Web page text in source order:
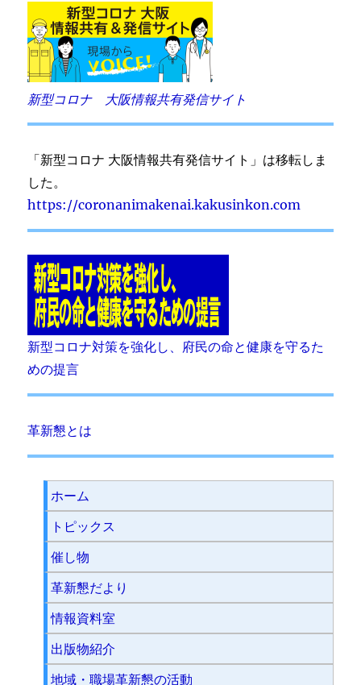
新型コロナ 大阪情報共有発信サイト
「新型コロナ 大阪情報共有発信サイト」は移転しま
した。
https://coronanimakenai.kakusinkon.com
新型コロナ対策を強化し、府民の命と健康を守るた
めの提言
革新懇とは
ホーム
トピックス
催し物
革新懇だより
情報資料室
出版物紹介
地域・職場革新懇の活動